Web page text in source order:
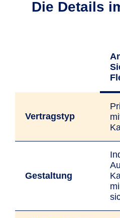
Die Details
Vertragstyp
Gestaltung